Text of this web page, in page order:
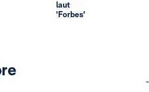
laut
'Forbes'